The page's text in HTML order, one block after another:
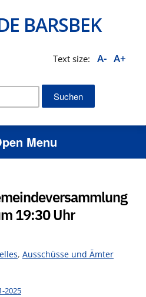
BARSBEK
Text size: A- A+
Menu
19:30 Uhr
, Ausschüsse und Ämter
2025